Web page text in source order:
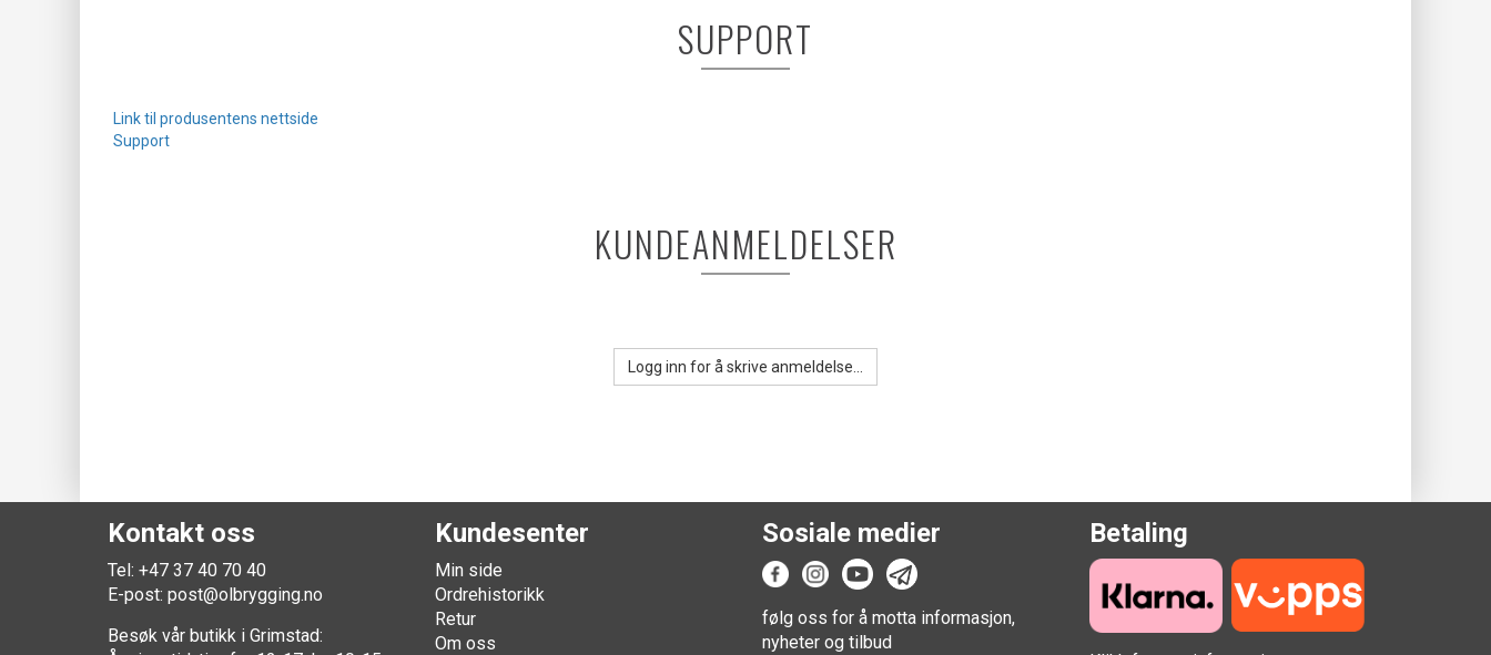
SUPPORT
Link til produsentens nettside
Support
KUNDEANMELDELSER
Logg inn for å skrive anmeldelse...
Kontakt oss
Tel: +47 37 40 70 40
E-post: post@olbrygging.no
Besøk vår butikk i Grimstad:
Kundesenter
Min side
Ordrehistorikk
Retur
Om oss
Sosiale medier
følg oss for å motta informasjon,
nyheter og tilbud
Betaling